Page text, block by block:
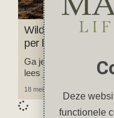
Wildkamperen
per land (2026)
Ga je voor de eerste
lees je alles wat je
18 mei 2026
Deze
functionele